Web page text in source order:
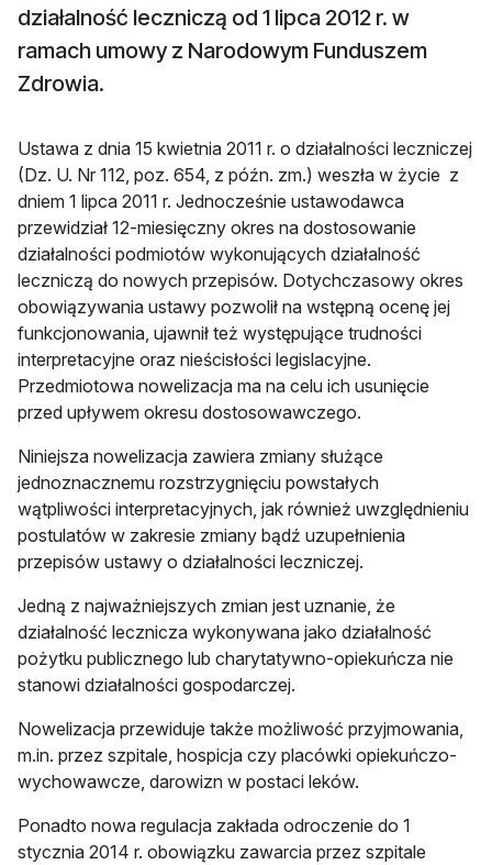
działalność leczniczą od 1 lipca 2012 r. w
ramach umowy z Narodowym Funduszem
Zdrowia.
Ustawa z dnia 15 kwietnia 2011 r. o działalności leczniczej
(Dz. U. Nr 112, poz. 654, z późn. zm.) weszła w życie z
dniem 1 lipca 2011 r. Jednocześnie ustawodawca
przewidział 12-miesięczny okres na dostosowanie
działalności podmiotów wykonujących działalność
leczniczą do nowych przepisów. Dotychczasowy okres
obowiązywania ustawy pozwolił na wstępną ocenę jej
funkcjonowania, ujawnił też występujące trudności
interpretacyjne oraz nieścisłości legislacyjne.
Przedmiotowa nowelizacja ma na celu ich usunięcie
przed upływem okresu dostosowawczego.
Niniejsza nowelizacja zawiera zmiany służące
jednoznacznemu rozstrzygnięciu powstałych
wątpliwości interpretacyjnych, jak również uwzględnieniu
postulatów w zakresie zmiany bądź uzupełnienia
przepisów ustawy o działalności leczniczej.
Jedną z najważniejszych zmian jest uznanie, że
działalność lecznicza wykonywana jako działalność
pożytku publicznego lub charytatywno-opiekuńcza nie
stanowi działalności gospodarczej.
Nowelizacja przewiduje także możliwość przyjmowania,
m.in. przez szpitale, hospicja czy placówki opiekuńczo-
wychowawcze, darowizn w postaci leków.
Ponadto nowa regulacja zakłada odroczenie do 1
stycznia 2014 r. obowiązku zawarcia przez szpitale